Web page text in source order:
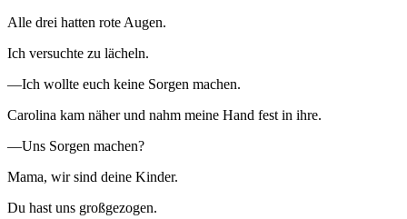
Alle drei hatten rote Augen.
Ich versuchte zu lächeln.
—Ich wollte euch keine Sorgen machen.
Carolina kam näher und nahm meine Hand fest in ihre.
—Uns Sorgen machen?
Mama, wir sind deine Kinder.
Du hast uns großgezogen.